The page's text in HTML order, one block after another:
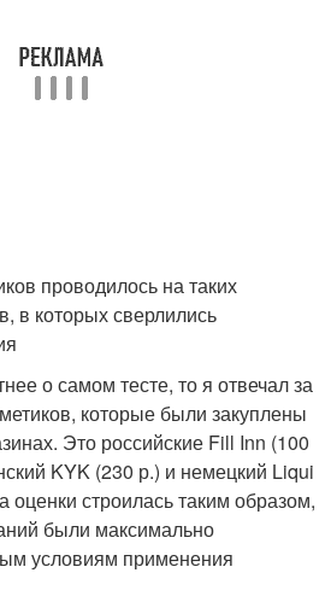
проводилось на таких
в которых сверлились
о самом тесте, то я отвечал за
которые были закуплены
Это российские Fill Inn (100
KYK (230 р.) и немецкий Liqui
оценки строилась таким образом,
были максимально
условиям применения